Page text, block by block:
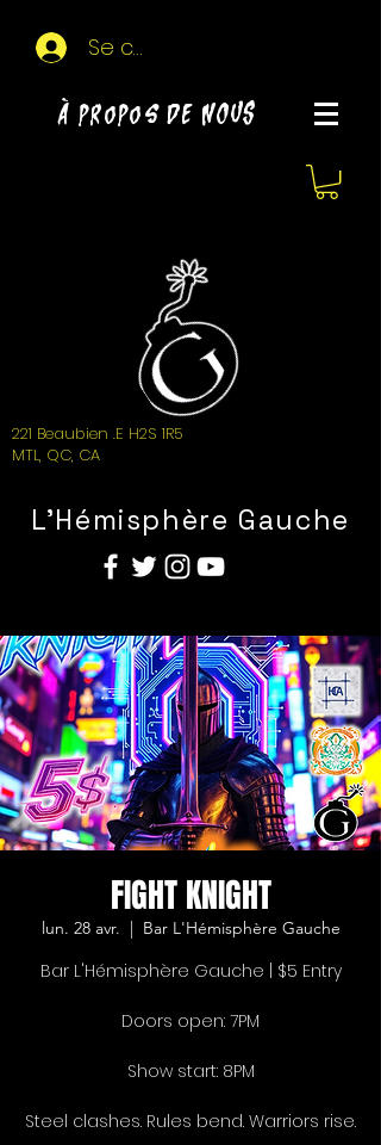
Se connecter
À propos de NOUS
221 Beaubien .E H2S 1R5
MTL, QC, CA
L'Hémisphère Gauche
FIGHT KNIGHT
lun. 28 avr. Bar L'Hémisphère Gauche
Bar L'Hémisphère Gauche | $5 Entry
Doors open: 7PM
Show start: 8PM
Steel clashes. Rules bend. Warriors rise.